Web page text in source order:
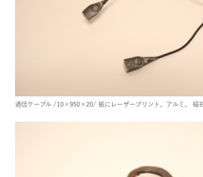
通信ケーブル /10×950×20/紙にレーザープリント、アルミ、 磁